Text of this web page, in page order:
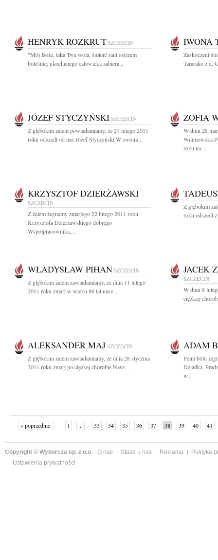
HENRYK ROZKRUT SZCZECIN
"Mój Boże, taka Twa wola, śmierć rani ostrzem
boleśnie, ukochanego człowieka zabiera...
IWONA
Zaskoczeni
Tararako z d.
JÓZEF STYCZYŃSKI SZCZECIN
Z głębokim żalem powiadamiamy, że 27 lutego 2011
roku odszedł od nas Józef Styczyński W swoim...
ZOFIA
W dniu 28
Wilimowska
roku na...
KRZYSZTOF DZIERŻAWSKI
SZCZECIN
Z żalem żegnamy zmarłego 22 lutego 2011 roku
Krzysztofa Dzierżawskiego dobrego
Współpracownika,...
Z głębokim
roku odszedł
WŁADYSŁAW PIHAN SZCZECIN
Z głębokim żalem zawiadamiamy, że dnia 11 lutego
2011 roku zmarł w wieku 86 lat nasz...
JACEK
SZCZECIN
W dniu 8
ciężkiej
ALEKSANDER MAJ SZCZECIN
Z głębokim żalem zawiadamiamy, że dnia 28 stycznia
2011 roku zmarł po ciężkej chorobie Nasz...
ADAM
Pełni bólu
Dziadka,
w...
« poprzednie 1 ... 33 34 35 36 37 38 39 40
41
Copyright © Wyborcza sp. z o.o. O nas Staże u nas Reklama
Polityka
Ustawienia prywatności